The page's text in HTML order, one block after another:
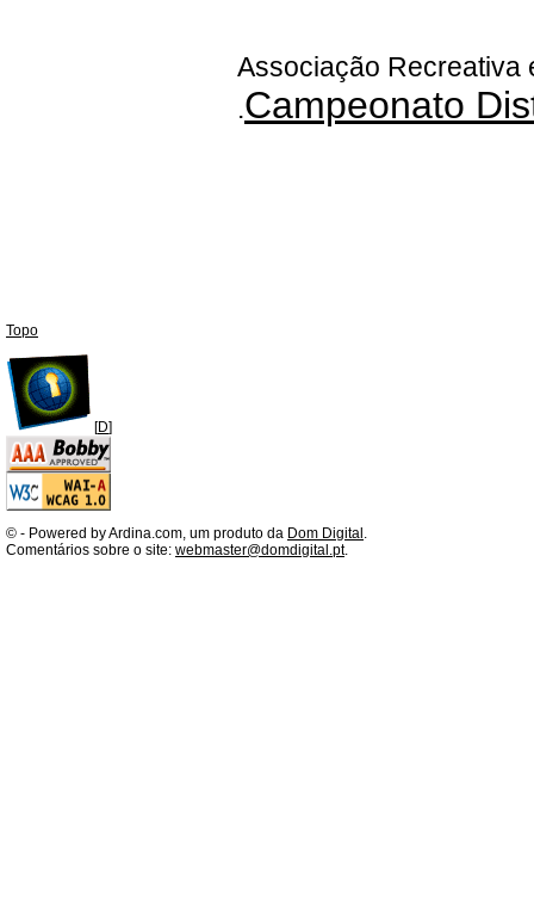
Associação Recreativa
.Campeonato
Topo
[D]
© - Powered by Ardina.com, um produto da Dom Digital .
Comentários sobre o site: webmaster@domdigital.pt.